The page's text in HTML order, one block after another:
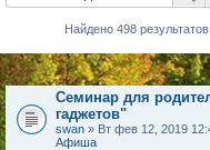
Найдено 498 результатов
Семинар для
гаджетов"
swan » Вт фев 12, 2019
Афиша